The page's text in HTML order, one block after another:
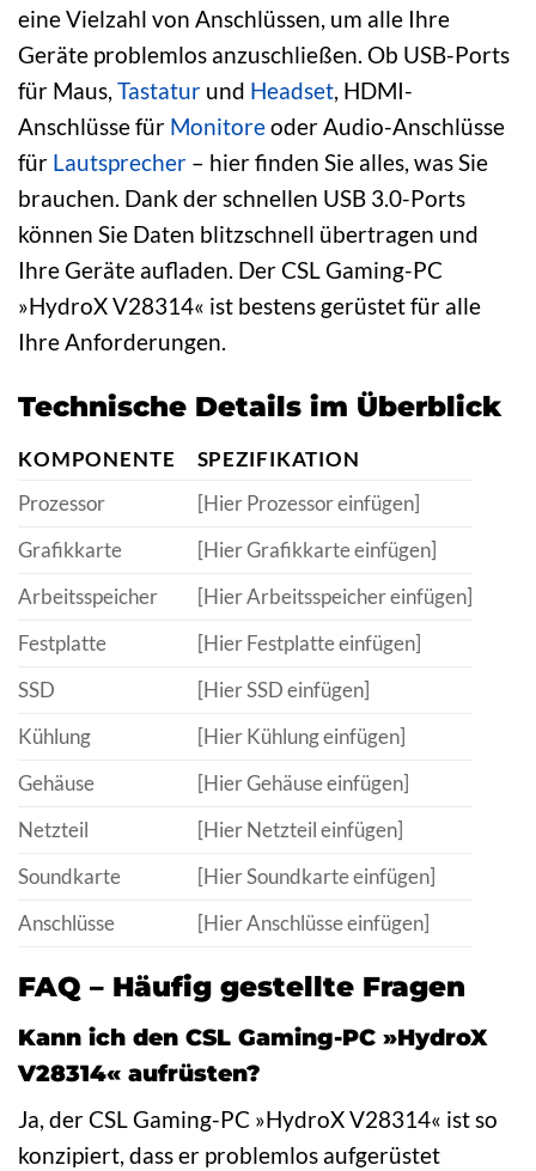
eine Vielzahl von Anschlüssen, um alle Ihre
Geräte problemlos anzuschließen. Ob USB-Ports
für Maus, Tastatur und Headset, HDMI-
Anschlüsse für Monitoreoder Audio-Anschlüsse
für Lautsprecher – hier finden Sie alles, was Sie
brauchen. Dank der schnellen USB 3.0-Ports
können Sie Daten blitzschnell übertragen und
Ihre Geräte aufladen. Der CSL Gaming-PC
»HydroX V28314« ist bestens gerüstet für alle
Ihre Anforderungen.
Technische Details im Überblick
KOMPONENTE
SPEZIFIKATION
Prozessor
[Hier Prozessor einfügen]
Grafikkarte
[Hier Grafikkarte einfügen]
Arbeitsspeicher
[Hier Arbeitsspeicher einfügen]
Festplatte
[Hier Festplatte einfügen]
SSD
[Hier SSD einfügen]
Kühlung
[Hier Kühlung einfügen]
Gehäuse
[Hier Gehäuse einfügen]
Netzteil
[Hier Netzteil einfügen]
Soundkarte
[Hier Soundkarte einfügen]
Anschlüsse
[Hier Anschlüsse einfügen]
FAQ – Häufig gestellte Fragen
Kann ich den CSL Gaming-PC »HydroX
V28314« aufrüsten?
Ja, der CSL Gaming-PC »HydroX V28314« ist so
konzipiert, dass er problemlos aufgerüstet